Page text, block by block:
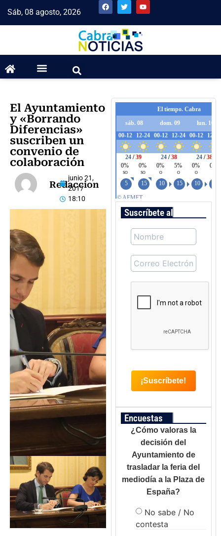
Sáb, 08 agosto, 2026
El Ayuntamiento
y «Borrando
Diferencias»
suscriben un
convenio de
colaboración
Redaccion
junio 21,
2017
18:10
Suscríbete al boletín
Encuestas
¿Cómo valoras la
decisión del
Ayuntamiento de
trasladar la feria del
mediodía a la Plaza de
España?
No sabe / No
contesta